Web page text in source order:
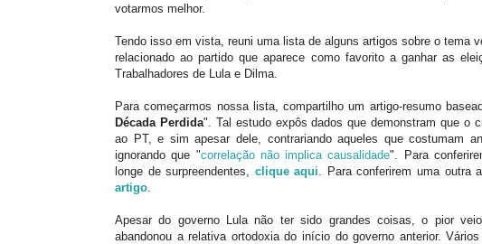
votarmos melhor.
Tendo isso em vista, reuni uma lista de alguns artigos sobre o tema
relacionado ao partido que aparece como favorito a ganhar as
Trabalhadores de Lula e Dilma.
Para começarmos nossa lista, compartilho um artigo-resumo
Década Perdida". Tal estudo expôs dados que demonstram que o
ao PT, e sim apesar dele, contrariando aqueles que costumam
ignorando que "correlação não implica causalidade". Para
longe de surpreendentes, clique aqui . Para conferirem uma
artigo
Apesar do governo Lula não ter sido grandes coisas, o pior
abandonou a relativa ortodoxia do início do governo anterior.